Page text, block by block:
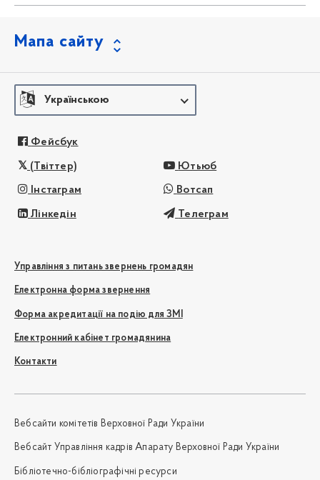
Мапа сайту
Українською
Фейсбук
(Твіттер) Ютьюб
Інстаграм Вотсап
Лінкедін Телеграм
Управління з питань звернень громадян
Електронна форма звернення
Форма акредитації на подію для ЗМІ
Електронний кабінет громадянина
Контакти
Вебсайти комітетів Верховної Ради України
Вебсайт Управління кадрів Апарату Верховної Ради України
Бібліотечно-бібліографічні ресурси